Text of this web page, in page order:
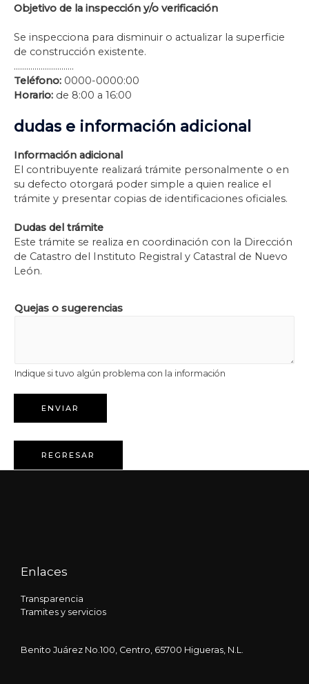
Objetivo de la inspección y/o verificación
Se inspecciona para disminuir o actualizar la superficie
de construcción existente.
………………………..
Teléfono: 0000-0000:00
Horario: de 8:00 a 16:00
dudas e información adicional
Información adicional
El contribuyente realizará trámite personalmente o en
su defecto otorgará poder simple a quien realice el
trámite y presentar copias de identificaciones oficiales.
Dudas del trámite
Este trámite se realiza en coordinación con la Dirección
de Catastro del Instituto Registral y Catastral de Nuevo
León.
Quejas o sugerencias
Indique si tuvo algún problema con la información
ENVIAR
REGRESAR
Enlaces
Transparencia
Tramites y servicios
Benito Juárez No.100, Centro, 65700 Higueras, N.L.